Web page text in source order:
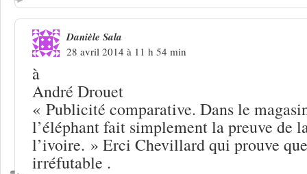
Danièle Sala
28 avril 2014 à 11 h 54 min
à
André Drouet
« Publicité comparative. Dans le
l’éléphant fait simplement la preuve de
l’ivoire. » Erci Chevillard qui prouve
irréfutable .